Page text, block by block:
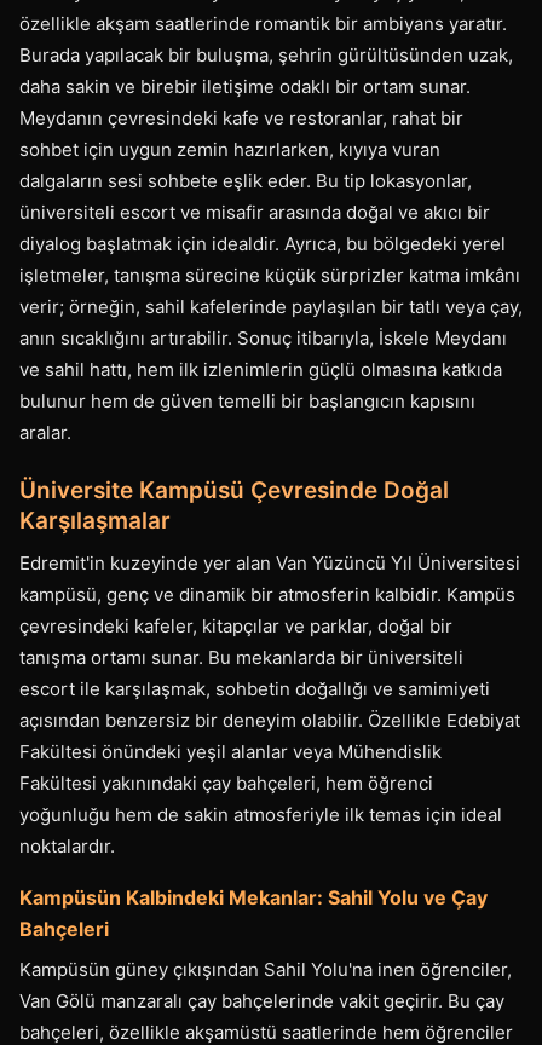
özellikle akşam saatlerinde romantik bir ambiyans yaratır.
Burada yapılacak bir buluşma, şehrin gürültüsünden uzak,
daha sakin ve birebir iletişime odaklı bir ortam sunar.
Meydanın çevresindeki kafe ve restoranlar, rahat bir
sohbet için uygun zemin hazırlarken, kıyıya vuran
dalgaların sesi sohbete eşlik eder. Bu tip lokasyonlar,
üniversiteli escort ve misafir arasında doğal ve akıcı bir
diyalog başlatmak için idealdir. Ayrıca, bu bölgedeki yerel
işletmeler, tanışma sürecine küçük sürprizler katma imkânı
verir; örneğin, sahil kafelerinde paylaşılan bir tatlı veya çay,
anın sıcaklığını artırabilir. Sonuç itibarıyla, İskele Meydanı
ve sahil hattı, hem ilk izlenimlerin güçlü olmasına katkıda
bulunur hem de güven temelli bir başlangıcın kapısını
aralar.
Üniversite Kampüsü Çevresinde Doğal
Karşılaşmalar
Edremit'in kuzeyinde yer alan Van Yüzüncü Yıl Üniversitesi
kampüsü, genç ve dinamik bir atmosferin kalbidir. Kampüs
çevresindeki kafeler, kitapçılar ve parklar, doğal bir
tanışma ortamı sunar. Bu mekanlarda bir üniversiteli
escort ile karşılaşmak, sohbetin doğallığı ve samimiyeti
açısından benzersiz bir deneyim olabilir. Özellikle Edebiyat
Fakültesi önündeki yeşil alanlar veya Mühendislik
Fakültesi yakınındaki çay bahçeleri, hem öğrenci
yoğunluğu hem de sakin atmosferiyle ilk temas için ideal
noktalardır.
Kampüsün Kalbindeki Mekanlar: Sahil Yolu ve Çay
Bahçeleri
Kampüsün güney çıkışından Sahil Yolu'na inen öğrenciler,
Van Gölü manzaralı çay bahçelerinde vakit geçirir. Bu çay
bahçeleri, özellikle akşamüstü saatlerinde hem öğrenciler